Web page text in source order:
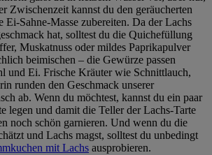
Zwischenzeit kannst du den geräucherten
Sahne-Masse zubereiten. Da der Lachs
hat, solltest du die Quichefüllung
Muskatnuss oder mildes Paprikapulver
beimischen – die Gewürze passen
und Ei. Frische Kräuter wie Schnittlauch,
runden den Geschmack unserer
ab. Wenn du möchtest, kannst du ein paar
legen und damit die Teller der Lachs-Tarte
noch schön garnieren. Und wenn du die
und Lachs magst, solltest du unbedingt
mit Lachs ausprobieren.